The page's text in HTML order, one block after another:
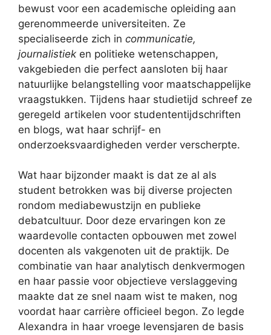
bewust voor een academische opleiding aan
gerenommeerde universiteiten. Ze
specialiseerde zich in communicatie,
journalistiek en politieke wetenschappen,
vakgebieden die perfect aansloten bij haar
natuurlijke belangstelling voor maatschappelijke
vraagstukken. Tijdens haar studietijd schreef ze
geregeld artikelen voor studententijdschriften
en blogs, wat haar schrijf- en
onderzoeksvaardigheden verder verscherpte.
Wat haar bijzonder maakt is dat ze al als
student betrokken was bij diverse projecten
rondom mediabewustzijn en publieke
debatcultuur. Door deze ervaringen kon ze
waardevolle contacten opbouwen met zowel
docenten als vakgenoten uit de praktijk. De
combinatie van haar analytisch denkvermogen
en haar passie voor objectieve verslaggeving
maakte dat ze snel naam wist te maken, nog
voordat haar carrière officieel begon. Zo legde
Alexandra in haar vroege levensjaren de basis